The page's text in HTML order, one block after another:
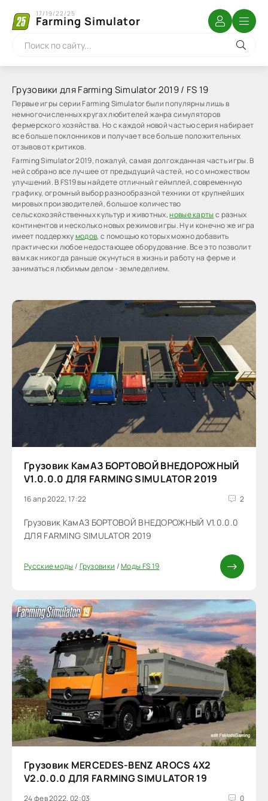
Farming Simulator
17/19/22/25
Грузовики для Farming Simulator 2019 / FS 19
Первые игры серии Farming Simulator были популярны лишь в
немногочисленных кругах любителей жанра симуляторов
фермерского хозяйства. Но с каждой новой частью серия набирает
все больше поклонников и получает все больше положительных
отзывов от критиков.
Farming Simulator 2019, пожалуй, самая долгожданная часть игры. В
ней собрано все лучшее от предыдущий частей, но со множеством
улучшений. В FS19 вы найдете отличный геймплей, современную
графику, огромный выбор разнообразной техники от крупнейших
мировых производителей, большое количество
сельскохозяйственных культур и животных,новые картыс разных
континентов и несколько новых режимов игры. Ну и конечно же игра
имеет поддержкумодов, с помощью которых можно добавить
практически любое недостающее оборудование. Все это позволит
вам как никогда раньше окунуться в жизнь и работу на ферме и
заниматься любимым делом - земледелием.
Грузовик КамАЗ БОРТОВОЙ ВНЕДОРОЖНЫЙ
V1.0.0.0 ДЛЯ FARMING SIMULATOR 2019
16 апр 2022, 17:22 2
Грузовик КамАЗ БОРТОВОЙ ВНЕДОРОЖНЫЙ V1.0.0.0
ДЛЯ FARMING SIMULATOR 2019
Русские моды/ Грузовики /Моды FS 19
Грузовик MERCEDES-BENZ AROCS 4X2
V2.0.0.0 ДЛЯ FARMING SIMULATOR 19
24 фев 2022, 02:03 0